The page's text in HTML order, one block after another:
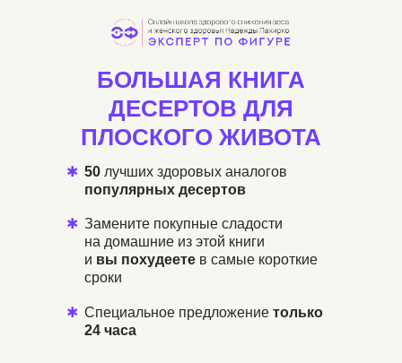
БОЛЬШАЯ КНИГА
ДЕСЕРТОВ ДЛЯ
ПЛОСКОГО ЖИВОТА
50 лучших здоровых аналогов
популярных десертов
Замените покупные сладости
на домашние из этой книги
и вы похудеете в самые короткие
сроки
Специальное предложение только
24 часа
✱
✱
✱